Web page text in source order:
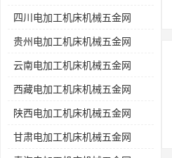
四川电加工机床机械五金网
贵州电加工机床机械五金网
云南电加工机床机械五金网
西藏电加工机床机械五金网
陕西电加工机床机械五金网
甘肃电加工机床机械五金网